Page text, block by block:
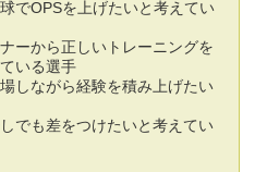
でOPSを上げたいと考えてい
ーから正しいトレーニングを
いる選手
しながら経験を積み上げたい
でも差をつけたいと考えてい